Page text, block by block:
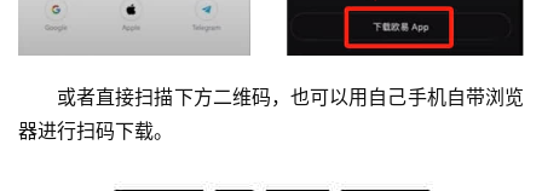
或者直接扫描下方二维码，也可以用自己手机自带浏览
器进行扫码下载。